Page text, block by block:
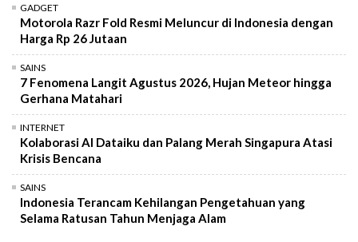
GADGET
Motorola Razr Fold Resmi Meluncur di Indonesia dengan
Harga Rp 26 Jutaan
SAINS
7 Fenomena Langit Agustus 2026, Hujan Meteor hingga
Gerhana Matahari
INTERNET
Kolaborasi AI Dataiku dan Palang Merah Singapura Atasi
Krisis Bencana
SAINS
Indonesia Terancam Kehilangan Pengetahuan yang
Selama Ratusan Tahun Menjaga Alam